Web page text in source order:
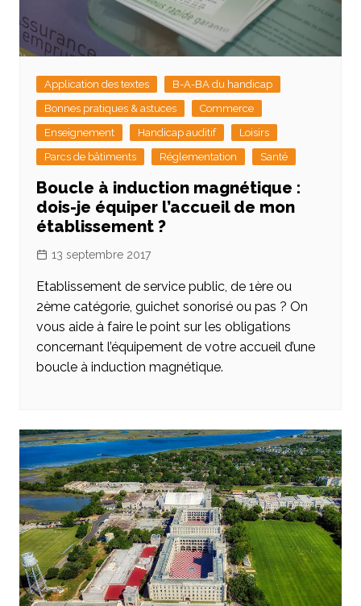
Application des textes
B-A-BA du handicap
Bonnes pratiques & astuces
Commerce
Enseignement
Handicap auditif
Loisirs
Parcs de bâtiments
Réglementation Santé
Boucle à induction magnétique :
dois-je équiper l’accueil de mon
établissement ?
13 septembre 2017
Etablissement de service public, de 1ère ou
2ème catégorie, guichet sonorisé ou pas ? On
vous aide à faire le point sur les obligations
concernant l’équipement de votre accueil d’une
boucle à induction magnétique.